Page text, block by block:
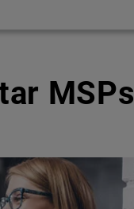
MSPs